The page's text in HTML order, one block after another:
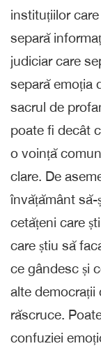
instituțiilor
separă
judiciar care
separă emoția
sacrul de
poate fi decât
o voință
clare. De
învățământ să-
cetățeni care
care știu să
ce gândesc și
alte democrații
răscruce.
confuziei